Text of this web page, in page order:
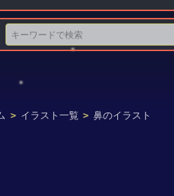
> イラスト一覧 > 鼻のイラスト